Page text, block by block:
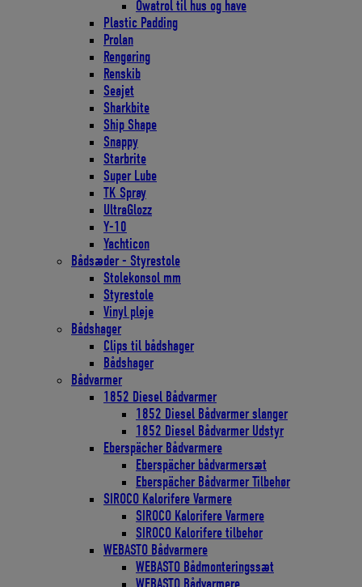
Owatrol til hus og have
Plastic Padding
Prolan
Rengøring
Renskib
Seajet
Sharkbite
Ship Shape
Snappy
Starbrite
Super Lube
TK Spray
UltraGlozz
Y-10
Yachticon
Bådsæder - Styrestole
Stolekonsol mm
Styrestole
Vinyl pleje
Bådshager
Clips til bådshager
Bådshager
Bådvarmer
1852 Diesel Bådvarmer
1852 Diesel Bådvarmer slanger
1852 Diesel Bådvarmer Udstyr
Eberspächer Bådvarmere
Eberspächer bådvarmersæt
Eberspächer Bådvarmer Tilbehør
SIROCO Kalorifere Varmere
SIROCO Kalorifere Varmere
SIROCO Kalorifere tilbehør
WEBASTO Bådvarmere
WEBASTO Bådmonteringssæt